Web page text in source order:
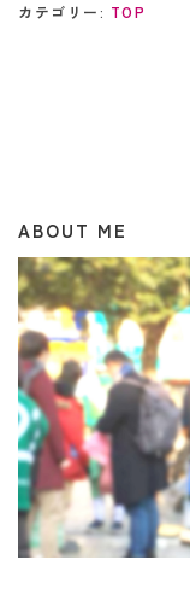
カテゴリー: TOP
ABOUT ME